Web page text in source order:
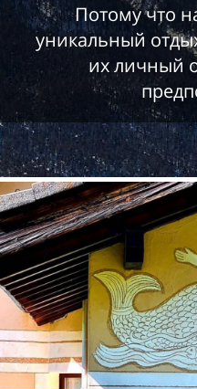
Потому что
уникальный
их личный